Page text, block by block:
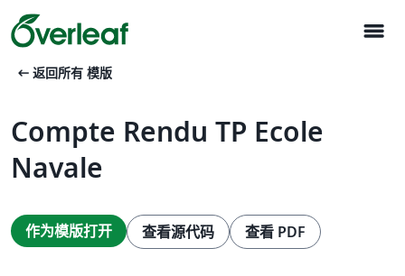
menu
arrow_left_alt 返回所有 模版
Compte Rendu TP Ecole
Navale
作为模版打开 查看源代码 查看 PDF